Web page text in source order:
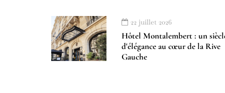
22 juillet 2026
Hôtel Montalembert : un
d'élégance au cœur de la Rive
Gauche
À LA UNE